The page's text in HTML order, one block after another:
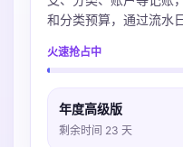
和分类预算，通过流水
导入多种账单，微信支
火速抢占中
年度高级版
剩余时间 23 天